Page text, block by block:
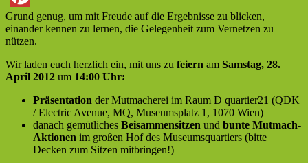
Grund genug, um mit Freude auf die Ergebnisse zu blicken,
einander kennen zu lernen, die Gelegenheit zum Vernetzen zu
nützen.
Wir laden euch herzlich ein, mit uns zu feiern am Samstag, 28.
April 2012 um 14:00 Uhr:
Präsentation der Mutmacherei im Raum D quartier21 (QDK
/ Electric Avenue, MQ, Museumsplatz 1, 1070 Wien)
danach gemütliches Beisammensitzen und bunte Mutmach-
Aktionen im großen Hof des Museumsquartiers (bitte
Decken zum Sitzen mitbringen!)